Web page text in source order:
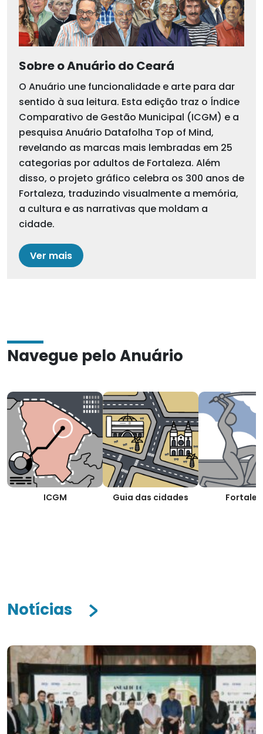
Sobre o Anuário do Ceará
O Anuário une funcionalidade e arte para dar
sentido à sua leitura. Esta edição traz o Índice
Comparativo de Gestão Municipal (ICGM) e a
pesquisa Anuário Datafolha Top of Mind,
revelando as marcas mais lembradas em 25
categorias por adultos de Fortaleza. Além
disso, o projeto gráfico celebra os 300 anos de
Fortaleza, traduzindo visualmente a memória,
a cultura e as narrativas que moldam a
cidade.
Ver mais
Navegue pelo Anuário
ICGM Guia das cidades
Notícias